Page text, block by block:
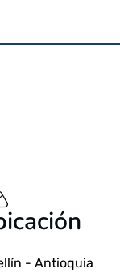
- Antioquia